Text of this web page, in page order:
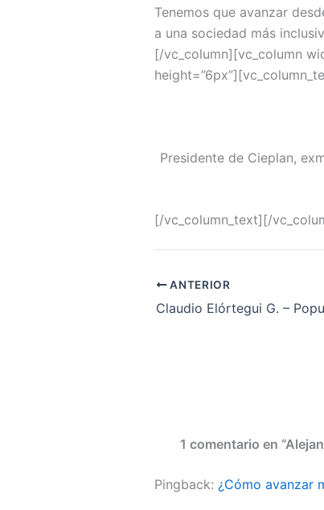
Tenemos que avanzar
a una sociedad más
[/vc_column][vc_column
Presidente de Cieplan,
[/vc_column_text][/
ANTERIOR
1 comentario en
Pingback: ¿Cómo avanzar